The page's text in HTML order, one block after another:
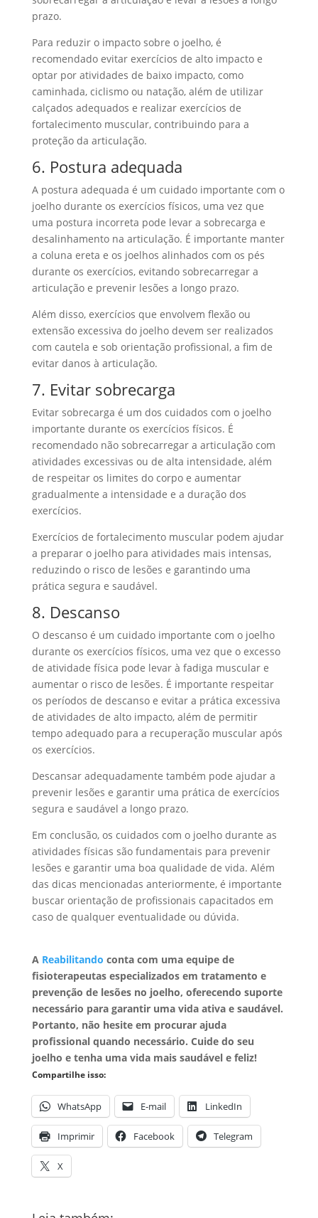
prazo.
Para reduzir o impacto sobre o joelho, é
recomendado evitar exercícios de alto impacto e
optar por atividades de baixo impacto, como
caminhada, ciclismo ou natação, além de utilizar
calçados adequados e realizar exercícios de
fortalecimento muscular, contribuindo para a
proteção da articulação.
6. Postura adequada
A postura adequada é um cuidado importante com o
joelho durante os exercícios físicos, uma vez que
uma postura incorreta pode levar a sobrecarga e
desalinhamento na articulação. É importante manter
a coluna ereta e os joelhos alinhados com os pés
durante os exercícios, evitando sobrecarregar a
articulação e prevenir lesões a longo prazo.
Além disso, exercícios que envolvem flexão ou
extensão excessiva do joelho devem ser realizados
com cautela e sob orientação profissional, a fim de
evitar danos à articulação.
7. Evitar sobrecarga
Evitar sobrecarga é um dos cuidados com o joelho
importante durante os exercícios físicos. É
recomendado não sobrecarregar a articulação com
atividades excessivas ou de alta intensidade, além
de respeitar os limites do corpo e aumentar
gradualmente a intensidade e a duração dos
exercícios.
Exercícios de fortalecimento muscular podem ajudar
a preparar o joelho para atividades mais intensas,
reduzindo o risco de lesões e garantindo uma
prática segura e saudável.
8. Descanso
O descanso é um cuidado importante com o joelho
durante os exercícios físicos, uma vez que o excesso
de atividade física pode levar à fadiga muscular e
aumentar o risco de lesões. É importante respeitar
os períodos de descanso e evitar a prática excessiva
de atividades de alto impacto, além de permitir
tempo adequado para a recuperação muscular após
os exercícios.
Descansar adequadamente também pode ajudar a
prevenir lesões e garantir uma prática de exercícios
segura e saudável a longo prazo.
Em conclusão, os cuidados com o joelho durante as
atividades físicas são fundamentais para prevenir
lesões e garantir uma boa qualidade de vida. Além
das dicas mencionadas anteriormente, é importante
buscar orientação de profissionais capacitados em
caso de qualquer eventualidade ou dúvida.
A Reabilitando conta com uma equipe de
fisioterapeutas especializados em tratamento e
prevenção de lesões no joelho, oferecendo suporte
necessário para garantir uma vida ativa e saudável.
Portanto, não hesite em procurar ajuda
profissional quando necessário. Cuide do seu
joelho e tenha uma vida mais saudável e feliz!
Compartilhe isso:
WhatsApp E-mail LinkedIn
Imprimir Facebook Telegram
X